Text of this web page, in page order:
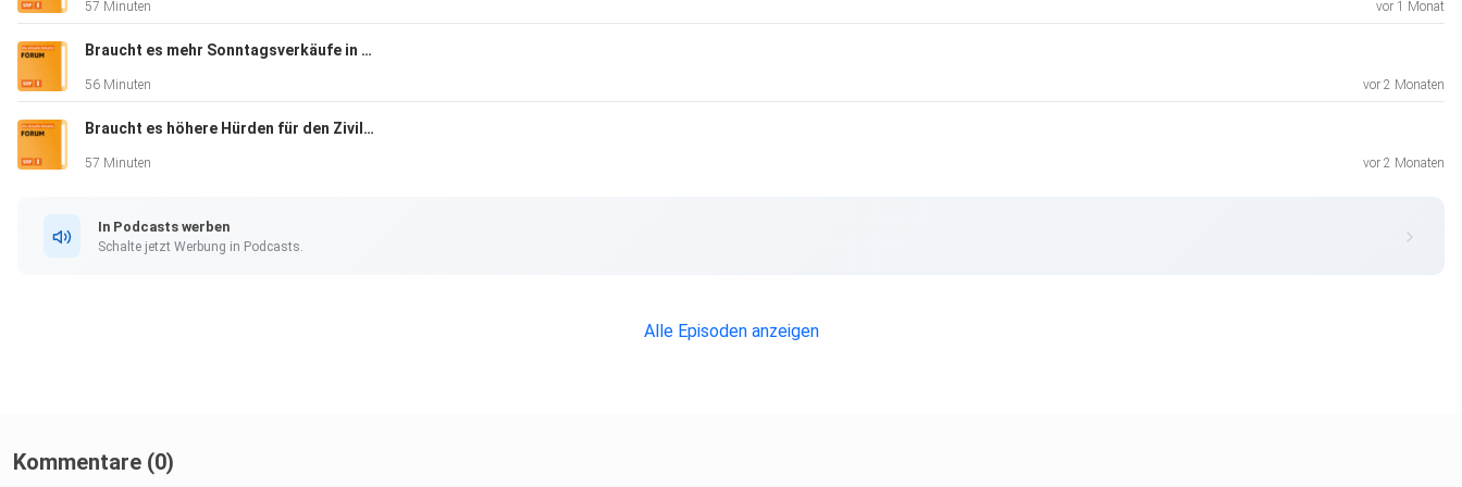
Schiess Online: Eric Dauer
57 Minuten vor 1 Monat
Braucht es mehr Sonntagsverkäufe in der Schweiz?
56 Minuten vor 2 Monaten
Braucht es höhere Hürden für den Zivildienst?
57 Minuten vor 2 Monaten
In Podcasts werben
Schalte jetzt Werbung in Podcasts.
Alle Episoden anzeigen
Kommentare (0)